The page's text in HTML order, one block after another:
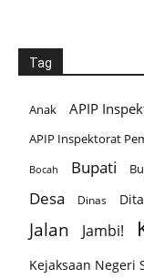
Tag
Anak APIP
APIP Inspektorat
Bocah Bupati
Desa Dinas
Jalan Jambi!
Kejaksaan Negeri